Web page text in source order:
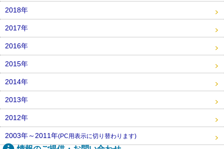
2018年
2017年
2016年
2015年
2014年
2013年
2012年
2003年～2011年(PC用表示に切り替わります)